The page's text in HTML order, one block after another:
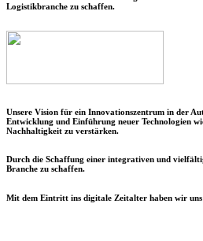
Logistikbranche zu schaffen.
Unsere Vision für ein Innovationszentrum in der
Entwicklung und Einführung neuer Technologien
Nachhaltigkeit zu verstärken.
Durch die Schaffung einer integrativen und
Branche zu schaffen.
Mit dem Eintritt ins digitale Zeitalter haben wir